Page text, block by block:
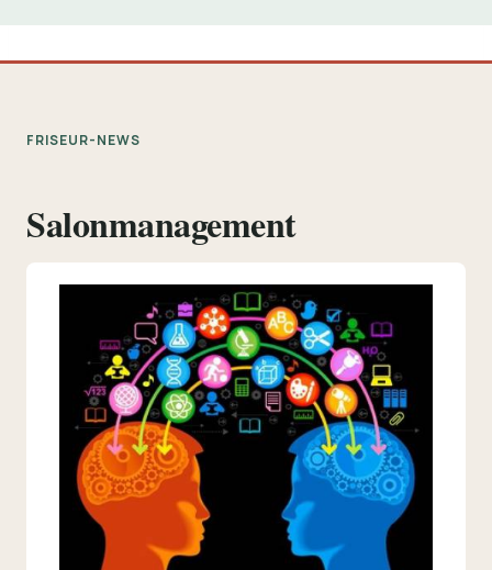
FRISEUR-NEWS
Salonmanagement